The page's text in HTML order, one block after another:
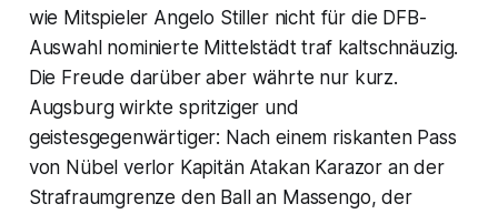
wie Mitspieler Angelo Stiller nicht für die DFB-
Auswahl nominierte Mittelstädt traf kaltschnäuzig.
Die Freude darüber aber währte nur kurz.
Augsburg wirkte spritziger und
geistesgegenwärtiger: Nach einem riskanten Pass
von Nübel verlor Kapitän Atakan Karazor an der
Strafraumgrenze den Ball an Massengo, der